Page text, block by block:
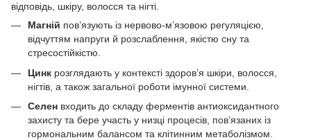
відповідь, шкіру, волосся та нігті.
Магній пов’язують із нервово-м’язовою регуляцією,
відчуттям напруги й розслаблення, якістю сну та
стресостійкістю.
Цинк розглядають у контексті здоров’я шкіри, волосся,
нігтів, а також загальної роботи імунної системи.
Селен входить до складу ферментів антиоксидантного
захисту та бере участь у низці процесів, пов’язаних із
гормональним балансом та клітинним метаболізмом.